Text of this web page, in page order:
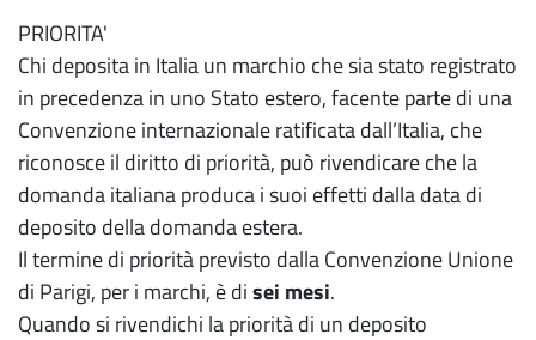
PRIORITA'
Chi deposita in Italia un marchio che sia stato registrato
in precedenza in uno Stato estero, facente parte di una
Convenzione internazionale ratificata dall’Italia, che
riconosce il diritto di priorità, può rivendicare che la
domanda italiana produca i suoi effetti dalla data di
deposito della domanda estera.
Il termine di priorità previsto dalla Convenzione Unione
di Parigi, per i marchi, è disei mesi.
Quando si rivendichi la priorità di un deposito